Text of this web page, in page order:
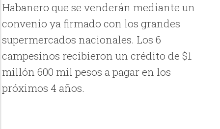
Habanero que se venderán mediante un
convenio ya firmado con los grandes
supermercados nacionales. Los 6
campesinos recibieron un crédito de $1
millón 600 mil pesos a pagar en los
próximos 4 años.